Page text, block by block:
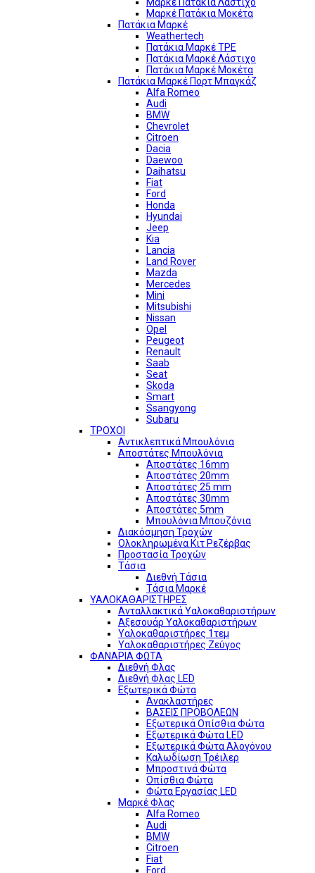
Μαρκέ Πατάκια Μοκέτα
Πατάκια Μαρκέ
Weathertech
Πατάκια Μαρκέ TPE
Πατάκια Μαρκέ Λάστιχο
Πατάκια Μαρκέ Μοκέτα
Πατάκια Μαρκέ Πορτ Μπαγκάζ
Alfa Romeo
Audi
BMW
Chevrolet
Citroen
Dacia
Daewoo
Daihatsu
Fiat
Ford
Honda
Hyundai
Jeep
Kia
Lancia
Land Rover
Mazda
Mercedes
Mini
Mitsubishi
Nissan
Opel
Peugeot
Renault
Saab
Seat
Skoda
Smart
Ssangyong
Subaru
ΤΡΟΧΟΙ
Αντικλεπτικά Μπουλόνια
Αποστάτες Μπουλόνια
Αποστάτες 16mm
Αποστάτες 20mm
Αποστάτες 25 mm
Αποστάτες 30mm
Αποστάτες 5mm
Μπουλόνια Μπουζόνια
Διακόσμηση Τροχών
Ολοκληρωμένα Κιτ Ρεζέρβας
Προστασία Τροχών
Τάσια
Διεθνή Τάσια
Τάσια Μαρκέ
ΥΑΛΟΚΑΘΑΡΙΣΤΗΡΕΣ
Ανταλλακτικά Υαλοκαθαριστήρων
Αξεσουάρ Υαλοκαθαριστήρων
Υαλοκαθαριστήρες 1τεμ
Υαλοκαθαριστήρες Ζεύγος
ΦΑΝΑΡΙΑ ΦΩΤΑ
Διεθνή Φλας
Διεθνή Φλας LED
Εξωτερικά Φώτα
Ανακλαστήρες
ΒΑΣΕΙΣ ΠΡΟΒΟΛΕΩΝ
Εξωτερικά Οπίσθια Φώτα
Εξωτερικά Φώτα LED
Εξωτερικά Φώτα Αλογόνου
Καλωδίωση Τρέιλερ
Μπροστινά Φώτα
Οπίσθια Φώτα
Φώτα Εργασίας LED
Μαρκέ Φλας
Alfa Romeo
Audi
BMW
Citroen
Fiat
Ford